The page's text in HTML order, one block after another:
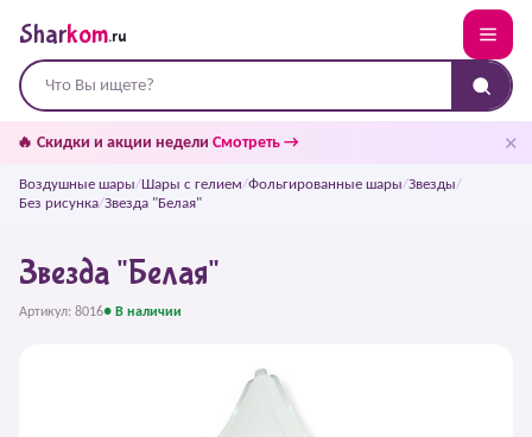
Sharkom.ru
🔥 Скидки и акции недели Смотреть → ✕
Воздушные шары/Шары с гелием/Фольгированные шары/Звезды/
Без рисунка/Звезда "Белая"
Звезда "Белая"
Артикул: 8016● В наличии